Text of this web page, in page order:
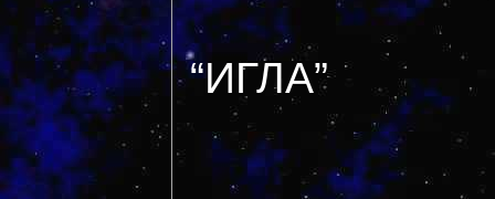
“ИГЛА”